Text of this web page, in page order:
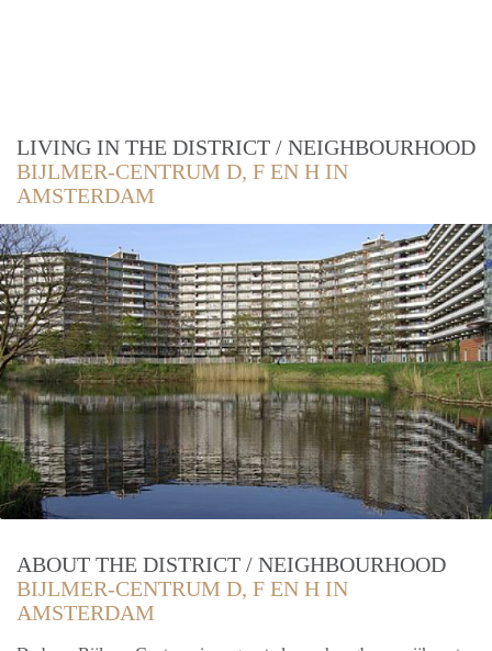
LIVING IN THE DISTRICT / NEIGHBOURHOOD
BIJLMER-CENTRUM D, F EN H IN
AMSTERDAM
ABOUT THE DISTRICT / NEIGHBOURHOOD
BIJLMER-CENTRUM D, F EN H IN
AMSTERDAM